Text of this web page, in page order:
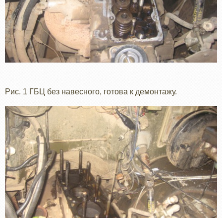
Рис. 1 ГБЦ без навесного, готова к демонтажу.